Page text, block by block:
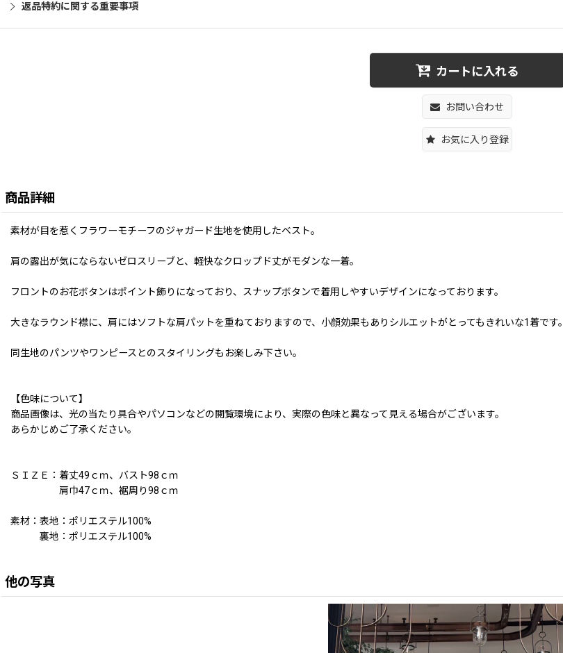
返品特約に関する重要事項
カートに入れる
お問い合わせ
お気に入り登録
商品詳細
素材が目を惹くフラワーモチーフのジャガード生地を使用したベスト。
肩の露出が気にならないゼロスリーブと、軽快なクロップド丈がモダンな一着。
フロントのお花ボタンはポイント飾りになっており、スナップボタンで着用しやすいデザインになっております。
大きなラウンド襟に、肩にはソフトな肩パットを重ねておりますので、小顔効果もありシルエットがとってもきれいな1着です。
同生地のパンツやワンピースとのスタイリングもお楽しみ下さい。
【色味について】
商品画像は、光の当たり具合やパソコンなどの閲覧環境により、実際の色味と異なって見える場合がございます。
あらかじめご了承ください。
ＳＩＺＥ：着丈49ｃｍ、バスト98ｃｍ
肩巾47ｃｍ、裾周り98ｃｍ
素材：表地：ポリエステル100%
裏地：ポリエステル100%
他の写真